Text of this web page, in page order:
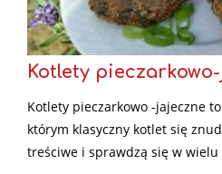
Kotlety
Kotlety pieczarkowo -jajeczne
którym klasyczny kotlet się
treściwe i sprawdzą się w wielu